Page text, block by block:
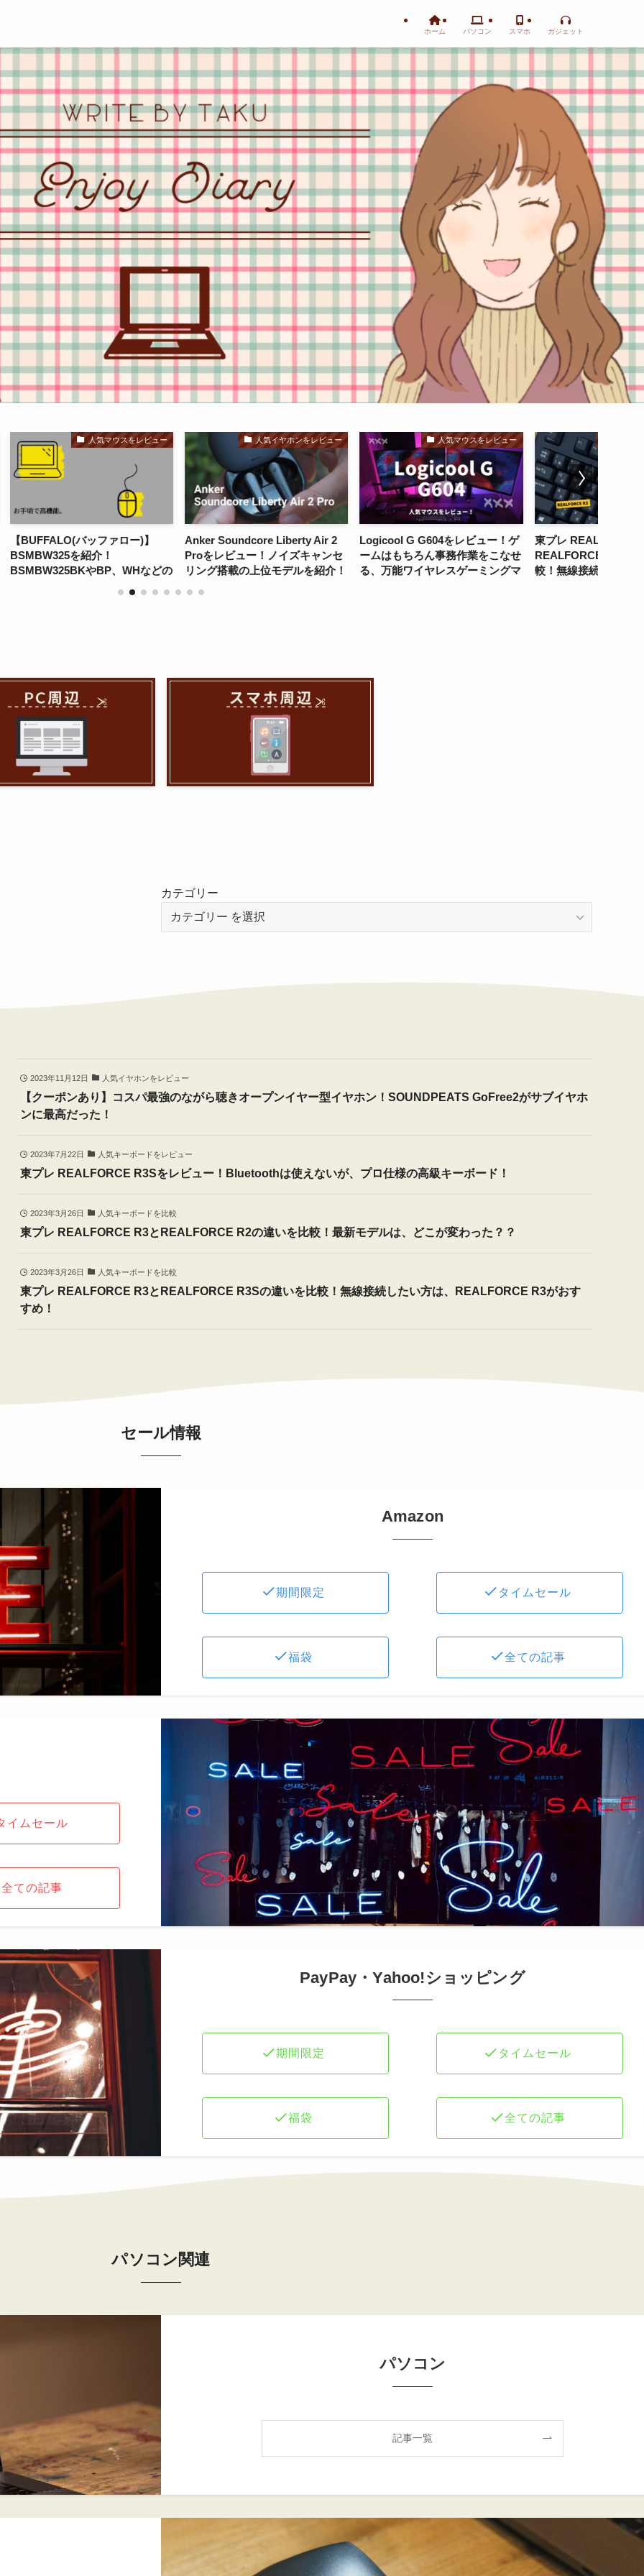
ホーム パソコン スマホ ガジェット
ウスをレビュー
ロー)】
、WHなどの
人気イヤホンをレビュー
Anker Soundcore Liberty Air 2
Proをレビュー！ノイズキャンセ
リング搭載の上位モデルを紹介！
人気マウスをレビュー
Logicool G G604をレビュー！ゲ
ームはもちろん事務作業をこなせ
る、万能ワイヤレスゲーミングマ
人気キーボードを比較
東プレ REALFORCE R3と
REALFORCE R3Sの違いを比
較！無線接続したい方は、
カテゴリー
2023年11月12日 人気イヤホンをレビュー
【クーポンあり】コスパ最強のながら聴きオープンイヤー型イヤホン！SOUNDPEATS GoFree2がサブイヤホ
ンに最高だった！
2023年7月22日 人気キーボードをレビュー
東プレ REALFORCE R3Sをレビュー！Bluetoothは使えないが、プロ仕様の高級キーボード！
2023年3月26日 人気キーボードを比較
東プレ REALFORCE R3とREALFORCE R2の違いを比較！最新モデルは、どこが変わった？？
2023年3月26日 人気キーボードを比較
東プレ REALFORCE R3とREALFORCE R3Sの違いを比較！無線接続したい方は、REALFORCE R3がおす
すめ！
セール情報
Amazon
期間限定
福袋
タイムセール
全ての記事
イムセール
全ての記事
PayPay・Yahoo!ショッピング
期間限定
福袋
タイムセール
全ての記事
パソコン関連
パソコン
記事一覧